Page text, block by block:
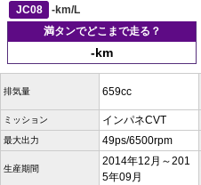
JC08
-km/L
満タンでどこまで走る？
-km
排気量 659cc
ミッション インパネCVT
最大出力 49ps/6500rpm
生産期間
2014年12月～201
5年09月